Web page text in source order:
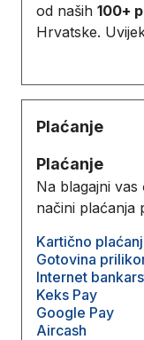
od naših 100+
Hrvatske.
Plaćanje
Plaćanje
Na blagajni vas
načini plaćanja
Kartično
Gotovina
Internet
Keks Pay
Google Pay
Aircash